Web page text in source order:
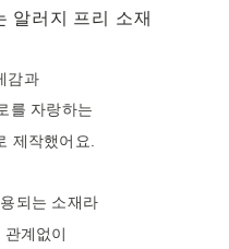
알러지 프리 소재
감과
를 자랑하는
제작했어요.
되는 소재라
계없이